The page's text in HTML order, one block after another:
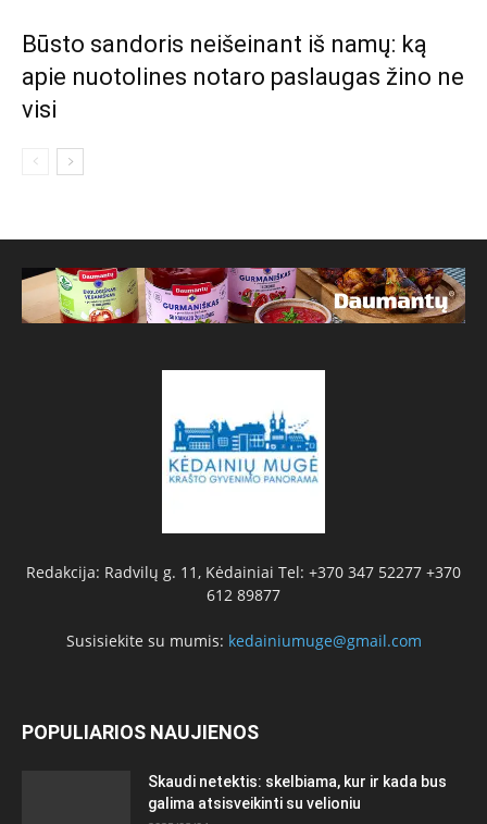
Būsto sandoris neišeinant iš namų: ką
apie nuotolines notaro paslaugas žino ne
visi
Redakcija: Radvilų g. 11, Kėdainiai Tel: +370 347 52277 +370
612 89877
Susisiekite su mumis: kedainiumuge@gmail.com
POPULIARIOS NAUJIENOS
Skaudi netektis: skelbiama, kur ir kada bus
galima atsisveikinti su velioniu